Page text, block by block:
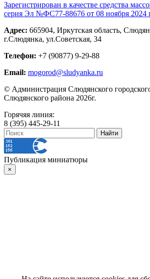
Зарегистрирован в качестве средства
серия Эл №ФС77-88676 от 08 ноября 2024
Адрес: 665904, Иркутская область,
г.Слюдянка, ул.Советская, 34
Телефон: +7 (90877) 9-29-88
Email: mogorod@sludyanka.ru
© Администрация Слюдянского
Слюдянского района 2026г.
Горячяя линия:
8 (395) 445-29-11
Публикация миниатюры
×